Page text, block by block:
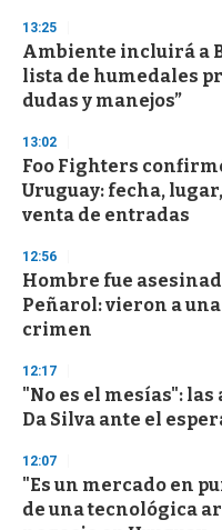
d
s
o
f
3
s
e
c
o
n
s
13:25
Ambiente incluirá a
lista de humedales
dudas y manejos”
13:02
Foo Fighters
Uruguay: fecha,
venta de entradas
12:56
Hombre fue
Peñarol: vieron a
crimen
12:17
"No es el mesías":
Da Silva ante el
12:07
"Es un mercado en
de una tecnológica